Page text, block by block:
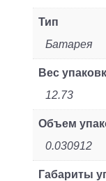
Тип
Батарея
Вес
12.73
Объем
0.030912
Габариты